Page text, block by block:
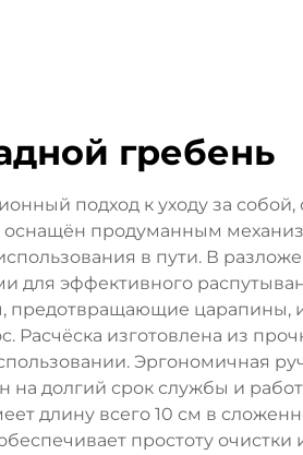
гребень
подход к уходу за собой,
продуманным
в пути. В
для эффективного
предотвращающие царапины,
изготовлена из
Эргономичная
долгий срок службы и
длину всего 10 см в
простоту очистки